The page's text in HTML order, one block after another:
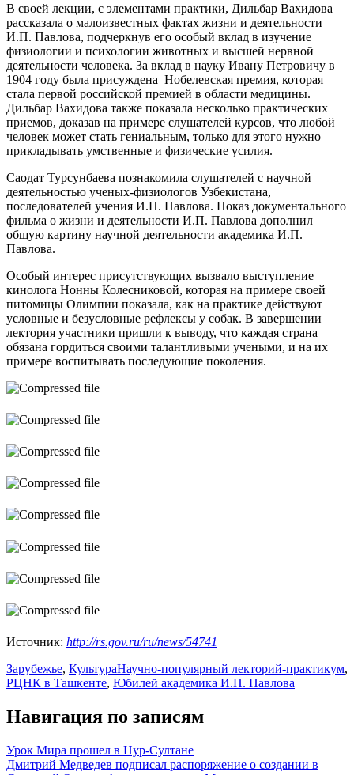
В своей лекции, с элементами практики, Дильбар Вахидова
рассказала о малоизвестных фактах жизни и деятельности
И.П. Павлова, подчеркнув его особый вклад в изучение
физиологии и психологии животных и высшей нервной
деятельности человека. За вклад в науку Ивану Петровичу в
1904 году была присуждена Нобелевская премия, которая
стала первой российской премией в области медицины.
Дильбар Вахидова также показала несколько практических
приемов, доказав на примере слушателей курсов, что любой
человек может стать гениальным, только для этого нужно
прикладывать умственные и физические усилия.
Саодат Турсунбаева познакомила слушателей с научной
деятельностью ученых-физиологов Узбекистана,
последователей учения И.П. Павлова. Показ документального
фильма о жизни и деятельности И.П. Павлова дополнил
общую картину научной деятельности академика И.П.
Павлова.
Особый интерес присутствующих вызвало выступление
кинолога Нонны Колесниковой, которая на примере своей
питомицы Олимпии показала, как на практике действуют
условные и безусловные рефлексы у собак. В завершении
лектория участники пришли к выводу, что каждая страна
обязана гордиться своими талантливыми учеными, и на их
примере воспитывать последующие поколения.
Источник: http://rs.gov.ru/ru/news/54741
Зарубежье, КультураНаучно-популярный лекторий-практикум,
РЦНК в Ташкенте, Юбилей академика И.П. Павлова
Навигация по записям
Урок Мира прошел в Нур-Султане
Дмитрий Медведев подписал распоряжение о создании в